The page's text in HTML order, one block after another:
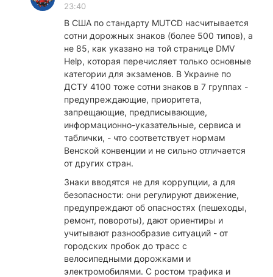
23:40
В США по стандарту MUTCD насчитывается
сотни дорожных знаков (более 500 типов), а
не 85, как указано на той странице DMV
Help, которая перечисляет только основные
категории для экзаменов. В Украине по
ДСТУ 4100 тоже сотни знаков в 7 группах -
предупреждающие, приоритета,
запрещающие, предписывающие,
информационно-указательные, сервиса и
таблички, - что соответствует нормам
Венской конвенции и не сильно отличается
от других стран.
​Знаки вводятся не для коррупции, а для
безопасности: они регулируют движение,
предупреждают об опасностях (пешеходы,
ремонт, повороты), дают ориентиры и
учитывают разнообразие ситуаций - от
городских пробок до трасс с
велосипедными дорожками и
электромобилями. С ростом трафика и